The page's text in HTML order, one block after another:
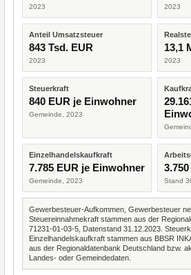
2023 2023
Anteil Umsatzsteuer
843 Tsd. EUR
2023
13,1
2023
Steuerkraft
840 EUR je Einwohner
Gemeinde, 2023
Einzelhandelskaufkraft
7.785 EUR je Einwohner
Gemeinde, 2023
3.750
Stand
Gewerbesteuer-Aufkommen, Gewerbesteuer
Steuereinnahmekraft stammen aus der
71231-01-03-5, Datenstand 31.12.2023.
Einzelhandelskaufkraft stammen aus BBSR
aus der Regionaldatenbank Deutschland bzw.
Landes- oder Gemeindedaten.